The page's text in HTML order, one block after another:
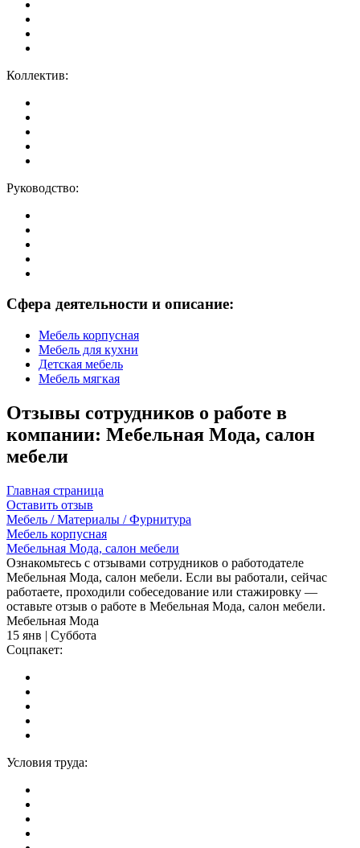
Коллектив:
Руководство:
Сфера деятельности и описание:
Мебель корпусная
Мебель для кухни
Детская мебель
Мебель мягкая
Отзывы сотрудников о работе в
компании: Мебельная Мода, салон
мебели
Главная страница
Оставить отзыв
Мебель / Материалы / Фурнитура
Мебель корпусная
Мебельная Мода, салон мебели
Ознакомьтесь с отзывами сотрудников о работодателе
Мебельная Мода, салон мебели. Если вы работали, сейчас
работаете, проходили собеседование или стажировку —
оставьте отзыв о работе в Мебельная Мода, салон мебели.
Мебельная Мода
15 янв | Суббота
Соцпакет:
Условия труда: